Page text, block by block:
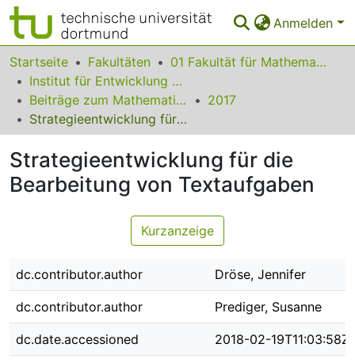
Anmelden
Bereiche & Sammlungen
Das gesamte Repositorium
Statistiken
FAQ
Leitlinien
Zurück zur Startseite
Startseite Fakultäten
01 Fakultät für Mathematik
Institut für Entwicklung und Erforschung des Mathematikunterrichts
Beiträge zum Mathematikunterricht
2017
Strategieentwicklung für die Bearbeitung von Textaufgaben
Strategieentwicklung für die
Bearbeitung von Textaufgaben
Kurzanzeige
dc.contributor.author Dröse, Jennifer
dc.contributor.author Prediger, Susanne
dc.date.accessioned 2018-02-19T11:03:58Z